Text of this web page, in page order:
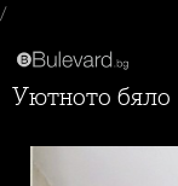
/
Уютното бяло